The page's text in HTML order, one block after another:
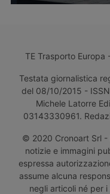
TE Trasporto Europa
Testata giornalistica
del 08/10/2015 -
Michele Latorre
03143330961.
© 2020 Cronoart Srl -
notizie e immagini
espressa
assume alcuna
negli articoli né per